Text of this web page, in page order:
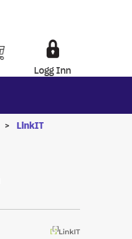
Logg Inn
>
LinkIT